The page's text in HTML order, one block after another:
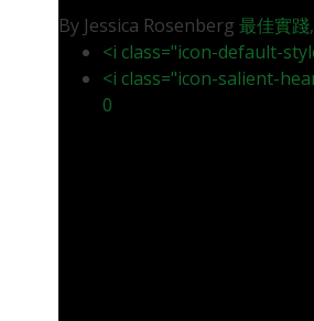
By Jessica Rosenberg 最佳實踐,
<i class="icon-default-
<i class="icon-salient-
0